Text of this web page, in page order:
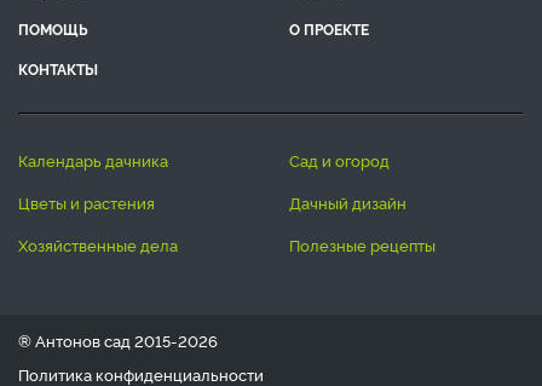
ПОМОЩЬ
О ПРОЕКТЕ
КОНТАКТЫ
календарь дачника
сад и огород
цветы и растения
дачный дизайн
хозяйственные дела
полезные рецепты
® Антонов сад 2015-2026
Политика конфиденциальности